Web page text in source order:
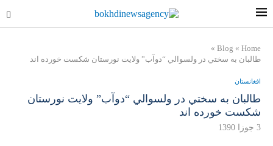
Home
»
Blog
»
طالبان به سختي در ولسوالي “دوآب” ولايت نورستان شكست خورده اند
افغانستان
طالبان به سختي در ولسوالي “دوآب” ولايت نورستان
شكست خورده اند
3 جوزا 1390